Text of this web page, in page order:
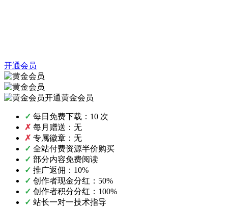
开通会员
开通黄金会员
✓ 每日免费下载：10 次
✗ 每月赠送：无
✗ 专属徽章：无
✓ 全站付费资源半价购买
✓ 部分内容免费阅读
✓ 推广返佣：10%
✓ 创作者现金分红：50%
✓ 创作者积分分红：100%
✓ 站长一对一技术指导